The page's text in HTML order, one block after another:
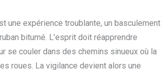
une expérience troublante, un basculement
bitumé. L’esprit doit réapprendre
se couler dans des chemins sinueux où la
roues. La vigilance devient alors une